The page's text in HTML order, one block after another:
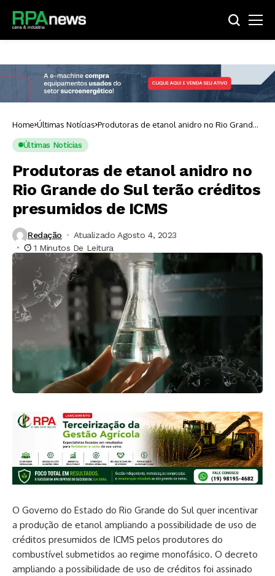
Home Últimas Notícias Produtoras de etanol anidro no Rio Grande
Últimas Notícias
Produtoras de etanol anidro no
Rio Grande do Sul terão créditos
presumidos de ICMS
Redação
Atualizado Agosto 4, 2023
1 Minutos De Leitura
O Governo do Estado do Rio Grande do Sul quer incentivar
a produção de etanol ampliando a possibilidade de uso de
créditos presumidos de ICMS pelos produtores do
combustível submetidos ao regime monofásico. O decreto
ampliando a possibilidade de uso de créditos foi assinado